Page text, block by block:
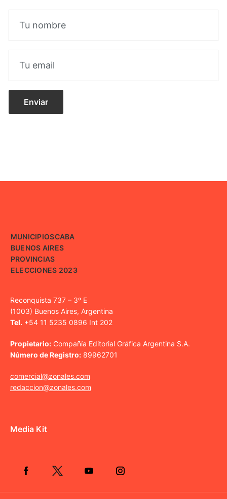
MUNICIPIOSCABA
BUENOS AIRES
PROVINCIAS
ELECCIONES 2023
Reconquista 737 – 3º E
(1003) Buenos Aires, Argentina
Tel. +54 11 5235 0896 Int 202
Propietario: Compañía Editorial Gráfica Argentina S.A.
Número de Registro: 89962701
comercial@zonales.com
redaccion@zonales.com
Media Kit